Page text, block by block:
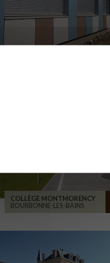
COLLÈGE MONTMORENCY
BOURBONNE-LES-BAINS